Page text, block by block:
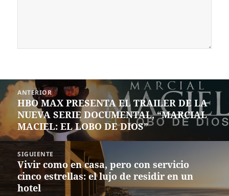
Navegación
de
entradas
ANTERIOR
Entrada
anterior:
HBO MAX PRESENTA EL TRAILER DE LA
NUEVA SERIE DOCUMENTAL, “MARCIAL
MACIEL: EL LOBO DE DIOS”
SIGUIENTE
Siguiente
entrada:
Vivir como en casa, pero con servicio
cinco estrellas: el lujo de residir en un
hotel